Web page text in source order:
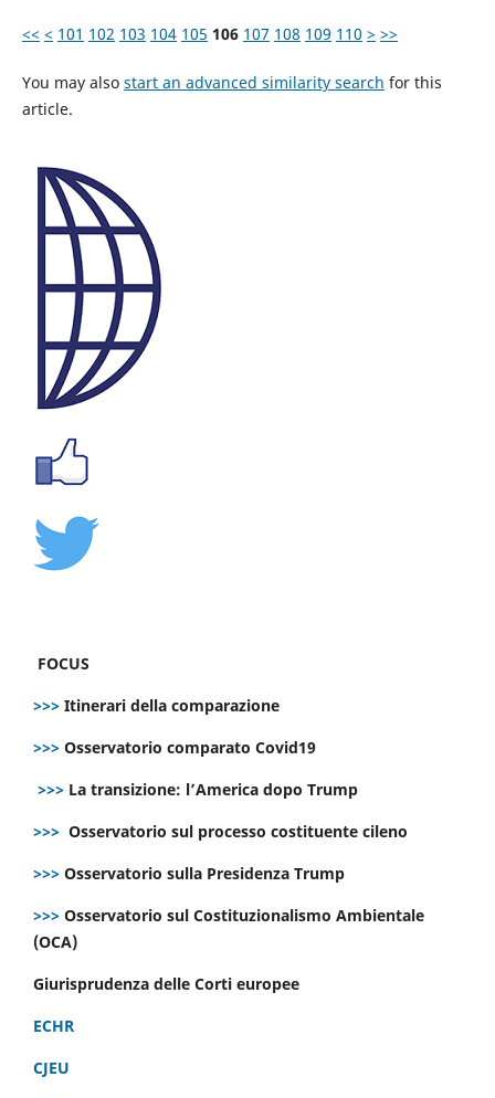
<< < 101 102 103 104 105 106 107 108 109 110 > >>
You may also start an advanced similarity search for this
article.
FOCUS
>>> Itinerari della comparazione
>>> Osservatorio comparato Covid19
>>> La transizione: l’America dopo Trump
>>> Osservatorio sul processo costituente cileno
>>> Osservatorio sulla Presidenza Trump
>>> Osservatorio sul Costituzionalismo Ambientale
(OCA)
Giurisprudenza delle Corti europee
ECHR
CJEU